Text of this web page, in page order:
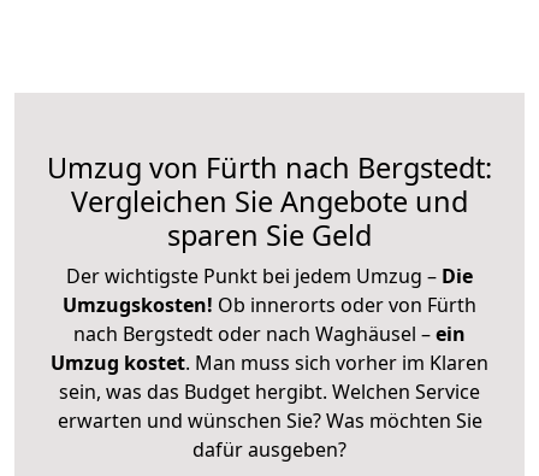
Umzug von Fürth nach Bergstedt:
Vergleichen Sie Angebote und
sparen Sie Geld
Der wichtigste Punkt bei jedem Umzug – Die
Umzugskosten! Ob innerorts oder von Fürth
nach Bergstedt oder nach Waghäusel –ein
Umzug kostet. Man muss sich vorher im Klaren
sein, was das Budget hergibt. Welchen Service
erwarten und wünschen Sie? Was möchten Sie
dafür ausgeben?